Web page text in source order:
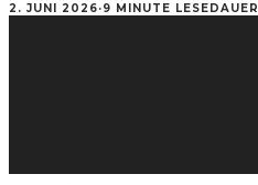
2. JUNI 2026·9 MINUTE LESEDAUER